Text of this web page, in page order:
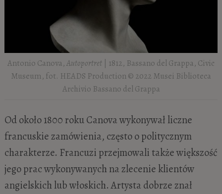
Antonio Canova,Autoportret | 1812, Bassano del Grappa, Civic
Museum, fot. HEADS Production © 2022 Musei Biblioteca
Archivio Bassano del Grappa
Od około 1800 roku Canova wykonywał liczne
francuskie zamówienia, często o politycznym
charakterze. Francuzi przejmowali także większość
jego prac wykonywanych na zlecenie klientów
angielskich lub włoskich. Artysta dobrze znał